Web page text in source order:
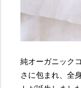
純オーガニック
さに包まれ、全